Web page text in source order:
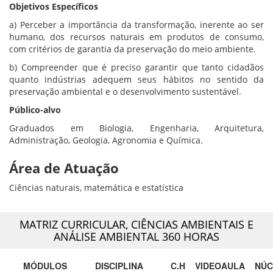
Objetivos Específicos
a) Perceber a importância da transformação, inerente ao ser
humano, dos recursos naturais em produtos de consumo,
com critérios de garantia da preservação do meio ambiente.
b) Compreender que é preciso garantir que tanto cidadãos
quanto indústrias adequem seus hábitos no sentido da
preservação ambiental e o desenvolvimento sustentável.
Público-alvo
Graduados em Biologia, Engenharia, Arquitetura,
Administração, Geologia, Agronomia e Química.
Área de Atuação
Ciências naturais, matemática e estatística
MATRIZ CURRICULAR, CIÊNCIAS AMBIENTAIS E
ANÁLISE AMBIENTAL 360 HORAS
MÓDULOS DISCIPLINA C.H VIDEOAULA